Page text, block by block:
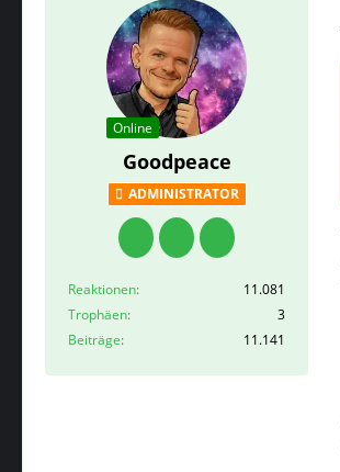
Online
Goodpeace
ADMINISTRATOR
Reaktionen
11.081
Trophäen
3
Beiträge
11.141